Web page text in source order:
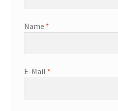
Name *
E-Mail *